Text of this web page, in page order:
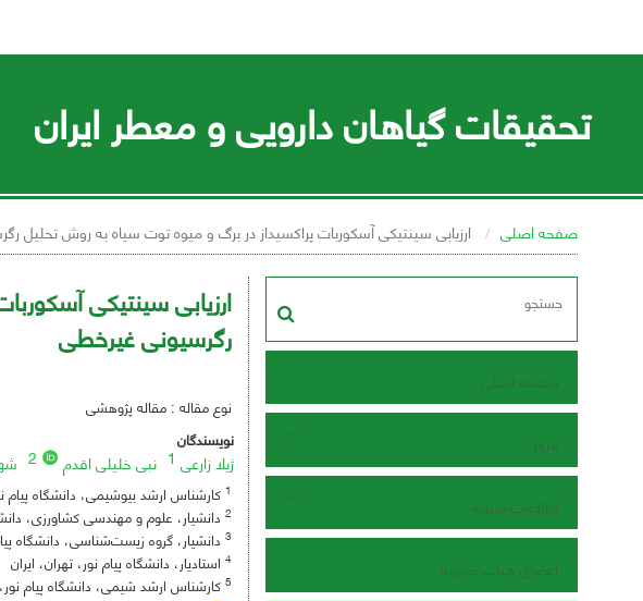
تحقیقات گیاهان دارویی و معطر ایران
صفحه اصلی ارزیابی سینتیکی آسکوربات پراکسیداز در برگ و میوه توت سیاه به روش تحلیل
صفحه اصلی
مرور
اطلاعات نشریه
اعضای هیات تحریریه
ارزیابی سینتیکی
رگرسیونی غیرخطی
نوع مقاله : مقاله پژوهشی
نویسندگان
ژیلا زارعی 1 نبی خلیلی اقدم 2
1 کارشناس ارشد بیوشیمی، دانشگاه پیام
2 دانشیار، علوم و مهندسی کشاورزی،
3 دانشیار، گروه زیست‌شناسی، دانشگاه
4 استادیار، دانشگاه پیام نور، تهران، ایران
5 کارشناس ارشد شیمی، دانشگاه پیام نور،